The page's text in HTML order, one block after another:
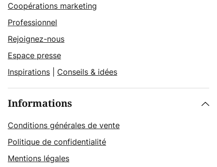
Coopérations marketing
Professionnel
Rejoignez-nous
Espace presse
Inspirations
Conseils & idées
Informations
Conditions générales de vente
Politique de confidentialité
Mentions légales